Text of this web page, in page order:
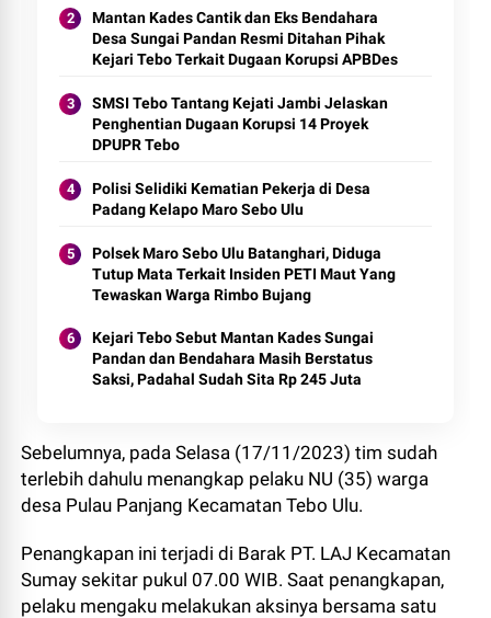
Mantan Kades Cantik dan Eks Bendahara
Desa Sungai Pandan Resmi Ditahan Pihak
Kejari Tebo Terkait Dugaan Korupsi APBDes
SMSI Tebo Tantang Kejati Jambi Jelaskan
Penghentian Dugaan Korupsi 14 Proyek
DPUPR Tebo
Polisi Selidiki Kematian Pekerja di Desa
Padang Kelapo Maro Sebo Ulu
Polsek Maro Sebo Ulu Batanghari, Diduga
Tutup Mata Terkait Insiden PETI Maut Yang
Tewaskan Warga Rimbo Bujang
Kejari Tebo Sebut Mantan Kades Sungai
Pandan dan Bendahara Masih Berstatus
Saksi, Padahal Sudah Sita Rp 245 Juta
Sebelumnya, pada Selasa (17/11/2023) tim sudah
terlebih dahulu menangkap pelaku NU (35) warga
desa Pulau Panjang Kecamatan Tebo Ulu.
Penangkapan ini terjadi di Barak PT. LAJ Kecamatan
Sumay sekitar pukul 07.00 WIB. Saat penangkapan,
pelaku mengaku melakukan aksinya bersama satu